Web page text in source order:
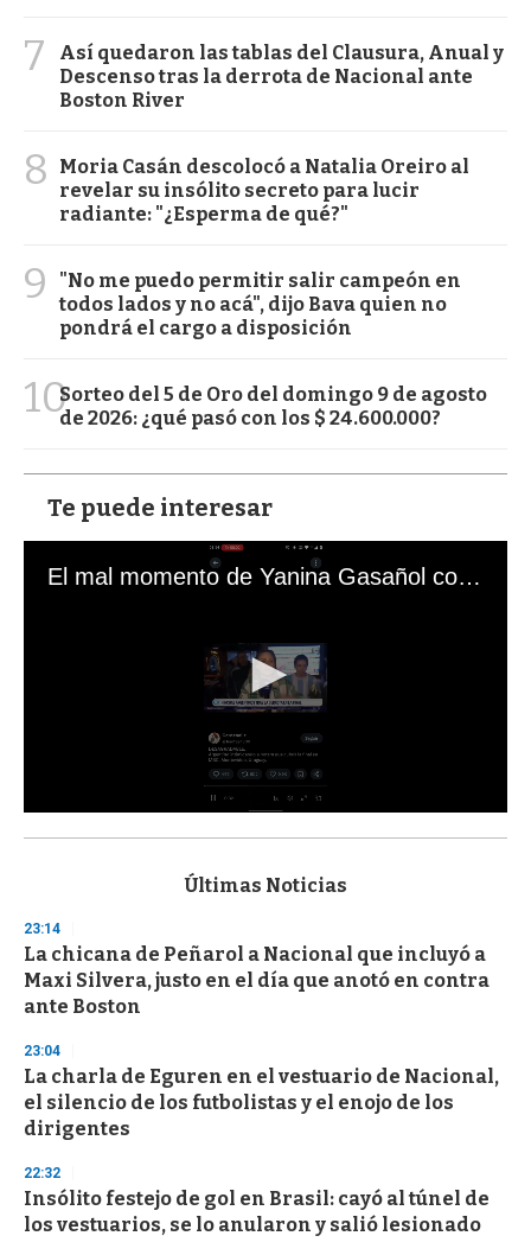
7
Así quedaron las tablas del Clausura, Anual y
Descenso tras la derrota de Nacional ante
Boston River
8
Moria Casán descolocó a Natalia Oreiro al
revelar su insólito secreto para lucir
radiante: "¿Esperma de qué?"
9
"No me puedo permitir salir campeón en
todos lados y no acá", dijo Bava quien no
pondrá el cargo a disposición
10Sorteo del 5 de Oro del domingo 9 de agosto
de 2026: ¿qué pasó con los $ 24.600.000?
Te puede interesar
El mal momento de Yanina Gasañol con un hincha argentino en "Subrayado"
s
d
s
o
f
3
s
e
c
o
n
Últimas Noticias
23:14
La chicana de Peñarol a Nacional que incluyó a
Maxi Silvera, justo en el día que anotó en contra
ante Boston
23:04
La charla de Eguren en el vestuario de Nacional,
el silencio de los futbolistas y el enojo de los
dirigentes
22:32
Insólito festejo de gol en Brasil: cayó al túnel de
los vestuarios, se lo anularon y salió lesionado